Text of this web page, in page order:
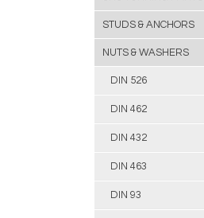
STUDS & ANCHORS
NUTS & WASHERS
DIN 526
DIN 462
DIN 432
DIN 463
DIN 93